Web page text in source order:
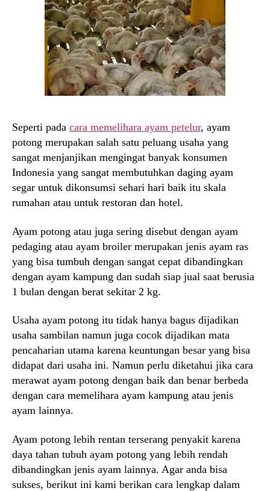
Seperti pada cara memelihara ayam petelur, ayam
potong merupakan salah satu peluang usaha yang
sangat menjanjikan mengingat banyak konsumen
Indonesia yang sangat membutuhkan daging ayam
segar untuk dikonsumsi sehari hari baik itu skala
rumahan atau untuk restoran dan hotel.
Ayam potong atau juga sering disebut dengan ayam
pedaging atau ayam broiler merupakan jenis ayam ras
yang bisa tumbuh dengan sangat cepat dibandingkan
dengan ayam kampung dan sudah siap jual saat berusia
1 bulan dengan berat sekitar 2 kg.
Usaha ayam potong itu tidak hanya bagus dijadikan
usaha sambilan namun juga cocok dijadikan mata
pencaharian utama karena keuntungan besar yang bisa
didapat dari usaha ini. Namun perlu diketahui jika cara
merawat ayam potong dengan baik dan benar berbeda
dengan cara memelihara ayam kampung atau jenis
ayam lainnya.
Ayam potong lebih rentan terserang penyakit karena
daya tahan tubuh ayam potong yang lebih rendah
dibandingkan jenis ayam lainnya. Agar anda bisa
sukses, berikut ini kami berikan cara lengkap dalam